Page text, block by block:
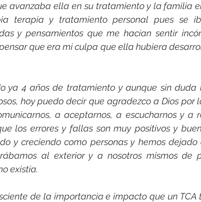
avanzaba ella en su tratamiento y la familia
terapia y tratamiento personal pues se
y pensamientos que me hacían sentir
que era mi culpa que ella hubiera
4 años de tratamiento y aunque sin duda
hoy puedo decir que agradezco a Dios por
a aceptarnos, a escucharnos y a
los errores y fallas son muy positivos y
y creciendo como personas y hemos
al exterior y a nosotros mismos de
existía.
de la importancia e impacto que un TCA